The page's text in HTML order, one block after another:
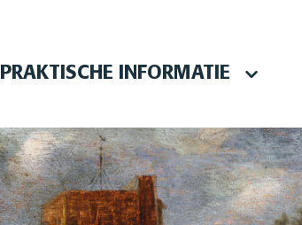
PRAKTISCHE INFORMATIE